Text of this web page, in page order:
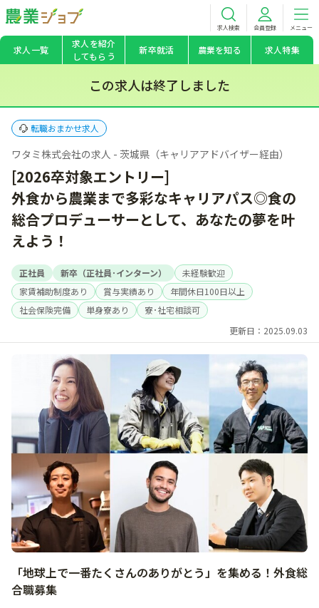
求人検索 会員登録 メニュー
求人一覧
求人を紹介
してもらう
新卒就活 農業を知る 求人特集
この求人は終了しました
転職おまかせ求人
ワタミ株式会社の求人 - 茨城県（キャリアアドバイザー経由）
[2026卒対象エントリー]
外食から農業まで多彩なキャリアパス◎食の
総合プロデューサーとして、あなたの夢を叶
えよう！
正社員 新卒（正社員･インターン）
未経験歓迎
家賃補助制度あり
賞与実績あり
年間休日100日以上
社会保険完備
単身寮あり
寮･社宅相談可
更新日：2025.09.03
「地球上で一番たくさんのありがとう」を集める！外食総
合職募集